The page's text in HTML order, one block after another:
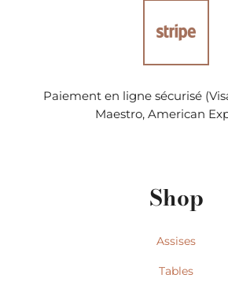
Paiement en ligne sécurisé
Maestro, American
Shop
Assises
Tables